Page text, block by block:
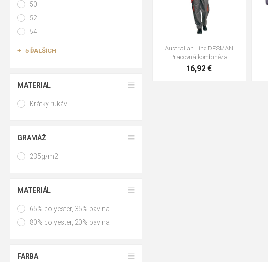
Australian Line DESMAN
Pracovná kombinéza
16,92 €
50
52
54
5 ĎALŠÍCH
MATERIÁL
Krátky rukáv
GRAMÁŽ
235g/m2
MATERIÁL
65% polyester, 35% bavlna
80% polyester, 20% bavlna
FARBA